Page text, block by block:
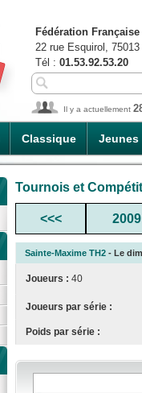
Classique Jeunes
Fédération
22 rue Esquirol,
Tél : 01.53.92.53.20
Il y a actuellement
Tournois et
<<< 2009
Sainte-Maxime TH2 - Le
Joueurs : 40
Joueurs par série :
Poids par série :